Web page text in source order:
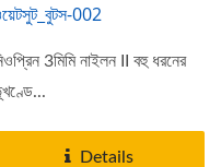
002
3মিমি নাইলন II বহু ধরনের
Details